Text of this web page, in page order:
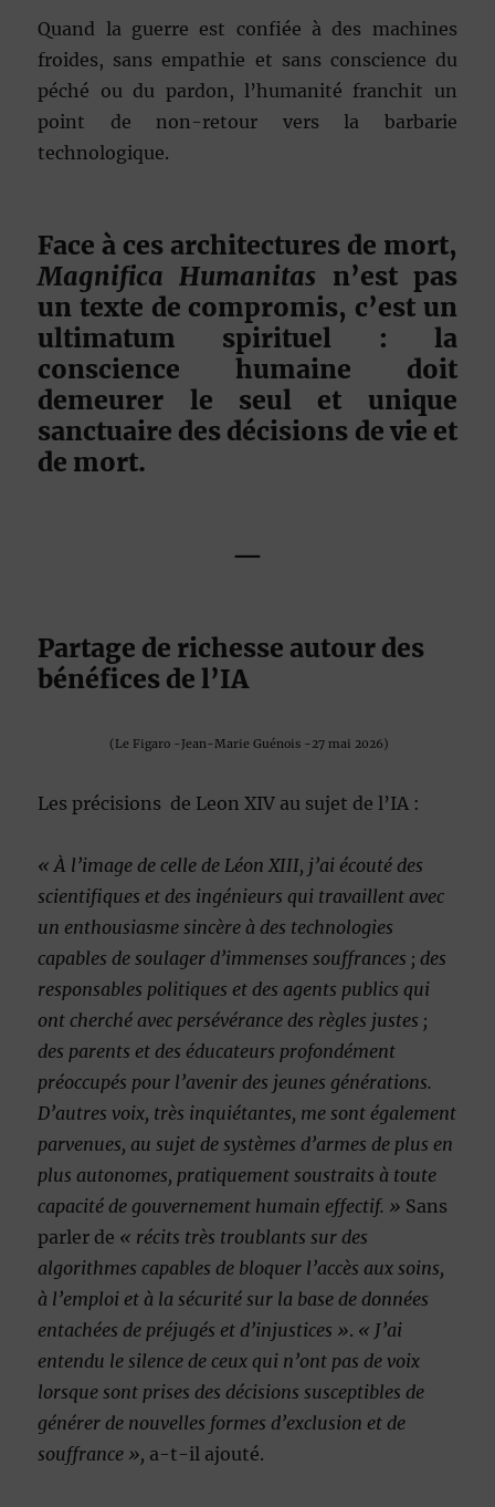
Quand la guerre est confiée à des machines
froides, sans empathie et sans conscience du
péché ou du pardon, l’humanité franchit un
point de non-retour vers la barbarie
technologique.
Face à ces architectures de mort,
Magnifica Humanitas n’est pas
un texte de compromis, c’est un
ultimatum spirituel : la
conscience humaine doit
demeurer le seul et unique
sanctuaire des décisions de vie et
de mort.
—
Partage de richesse autour des
bénéfices de l’IA
(Le Figaro -Jean-Marie Guénois -27 mai 2026)
Les précisions de Leon XIV au sujet de l’IA :
« À l’image de celle de Léon XIII, j’ai écouté des
scientifiques et des ingénieurs qui travaillent avec
un enthousiasme sincère à des technologies
capables de soulager d’immenses souffrances ; des
responsables politiques et des agents publics qui
ont cherché avec persévérance des règles justes ;
des parents et des éducateurs profondément
préoccupés pour l’avenir des jeunes générations.
D’autres voix, très inquiétantes, me sont également
parvenues, au sujet de systèmes d’armes de plus en
plus autonomes, pratiquement soustraits à toute
capacité de gouvernement humain effectif. » Sans
parler de « récits très troublants sur des
algorithmes capables de bloquer l’accès aux soins,
à l’emploi et à la sécurité sur la base de données
entachées de préjugés et d’injustices ». « J’ai
entendu le silence de ceux qui n’ont pas de voix
lorsque sont prises des décisions susceptibles de
générer de nouvelles formes d’exclusion et de
souffrance », a-t-il ajouté.